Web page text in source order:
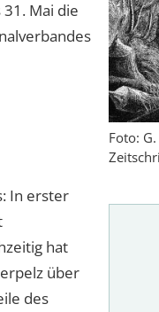
Mai die
In erster
hat
über
des
Foto: